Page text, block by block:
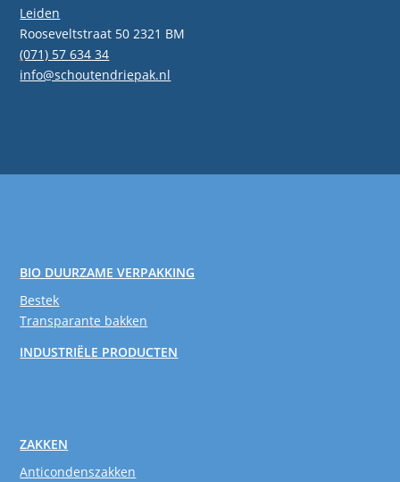
Leiden
Rooseveltstraat 50 2321 BM
(071) 57 634 34
info@schoutendriepak.nl
BIO DUURZAME VERPAKKING
Bestek
Transparante bakken
INDUSTRIËLE PRODUCTEN
ZAKKEN
Anticondenszakken